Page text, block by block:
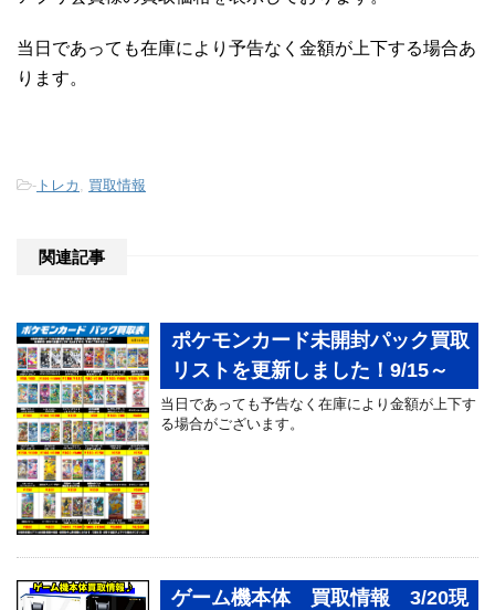
当日であっても在庫により予告なく金額が上下する場合あ
ります。
- トレカ , 買取情報
関連記事
ポケモンカード未開封パック買取
リストを更新しました！9/15～
当日であっても予告なく在庫により金額が上下す
る場合がございます。
ゲーム機本体 買取情報 3/20現